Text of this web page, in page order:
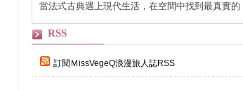
當法式古典遇上現代生活，在空間中找到最真實的
RSS
訂閱ＭissVegeQ浪漫旅人誌RSS